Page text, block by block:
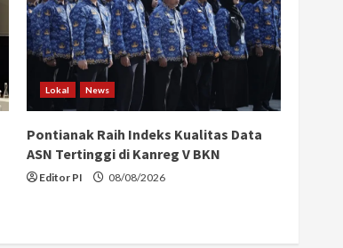
Lokal News
Pontianak Raih Indeks Kualitas Data
ASN Tertinggi di Kanreg V BKN
Editor PI 08/08/2026